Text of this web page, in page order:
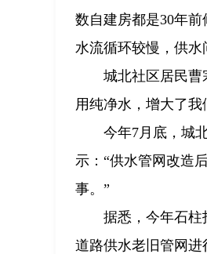
数自建房都是30年
水流循环较慢，供水
城北社区居民曹
用纯净水，增大了我
今年7月底，城
示：“供水管网改造
事。”
据悉，今年石柱
道路供水老旧管网